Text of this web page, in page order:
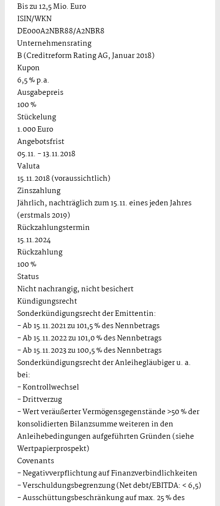
Bis zu 12,5 Mio. Euro
ISIN/WKN
DE000A2NBR88/A2NBR8
Unternehmensrating
B (Creditreform Rating AG, Januar 2018)
Kupon
6,5 % p.a.
Ausgabepreis
100 %
Stückelung
1.000 Euro
Angebotsfrist
05.11. - 13.11.2018
Valuta
15.11.2018 (voraussichtlich)
Zinszahlung
Jährlich, nachträglich zum 15.11. eines jeden Jahres
(erstmals 2019)
Rückzahlungstermin
15.11.2024
Rückzahlung
100 %
Status
Nicht nachrangig, nicht besichert
Kündigungsrecht
Sonderkündigungsrecht der Emittentin:
- Ab 15.11.2021 zu 101,5 % des Nennbetrags
- Ab 15.11.2022 zu 101,0 % des Nennbetrags
- Ab 15.11.2023 zu 100,5 % des Nennbetrags
Sonderkündigungsrecht der Anleihegläubiger u. a.
bei:
- Kontrollwechsel
- Drittverzug
- Wert veräußerter Vermögensgegenstände >50 % der
konsolidierten Bilanzsumme weiteren in den
Anleihebedingungen aufgeführten Gründen (siehe
Wertpapierprospekt)
Covenants
- Negativverpflichtung auf Finanzverbindlichkeiten
- Verschuldungsbegrenzung (Net debt/EBITDA: < 6,5)
- Ausschüttungsbeschränkung auf max. 25 % des